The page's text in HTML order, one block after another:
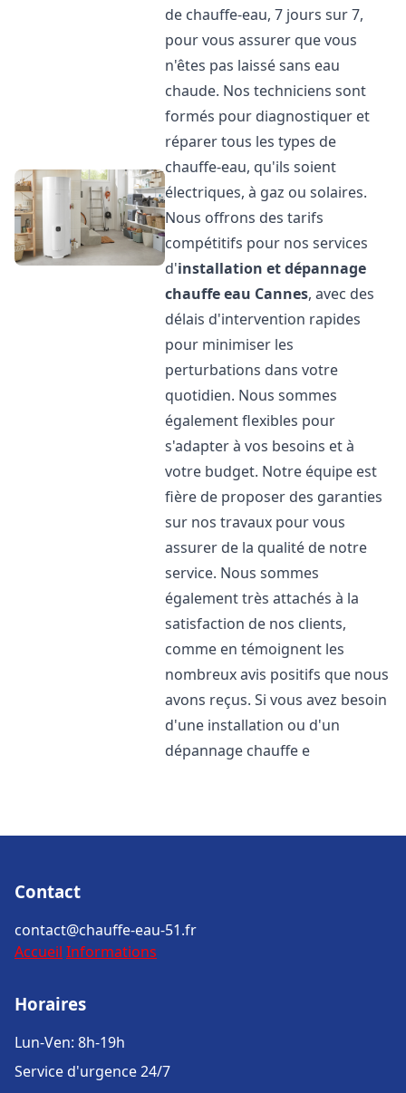
de chauffe-eau, 7 jours sur 7,
pour vous assurer que vous
n'êtes pas laissé sans eau
chaude. Nos techniciens sont
formés pour diagnostiquer et
réparer tous les types de
chauffe-eau, qu'ils soient
électriques, à gaz ou solaires.
Nous offrons des tarifs
compétitifs pour nos services
d'installation et dépannage
chauffe eau Cannes, avec des
délais d'intervention rapides
pour minimiser les
perturbations dans votre
quotidien. Nous sommes
également flexibles pour
s'adapter à vos besoins et à
votre budget. Notre équipe est
fière de proposer des garanties
sur nos travaux pour vous
assurer de la qualité de notre
service. Nous sommes
également très attachés à la
satisfaction de nos clients,
comme en témoignent les
nombreux avis positifs que nous
avons reçus. Si vous avez besoin
d'une installation ou d'un
dépannage chauffe e
Contact
contact@chauffe-eau-51.fr
Accueil Informations
Horaires
Lun-Ven: 8h-19h
Service d'urgence 24/7